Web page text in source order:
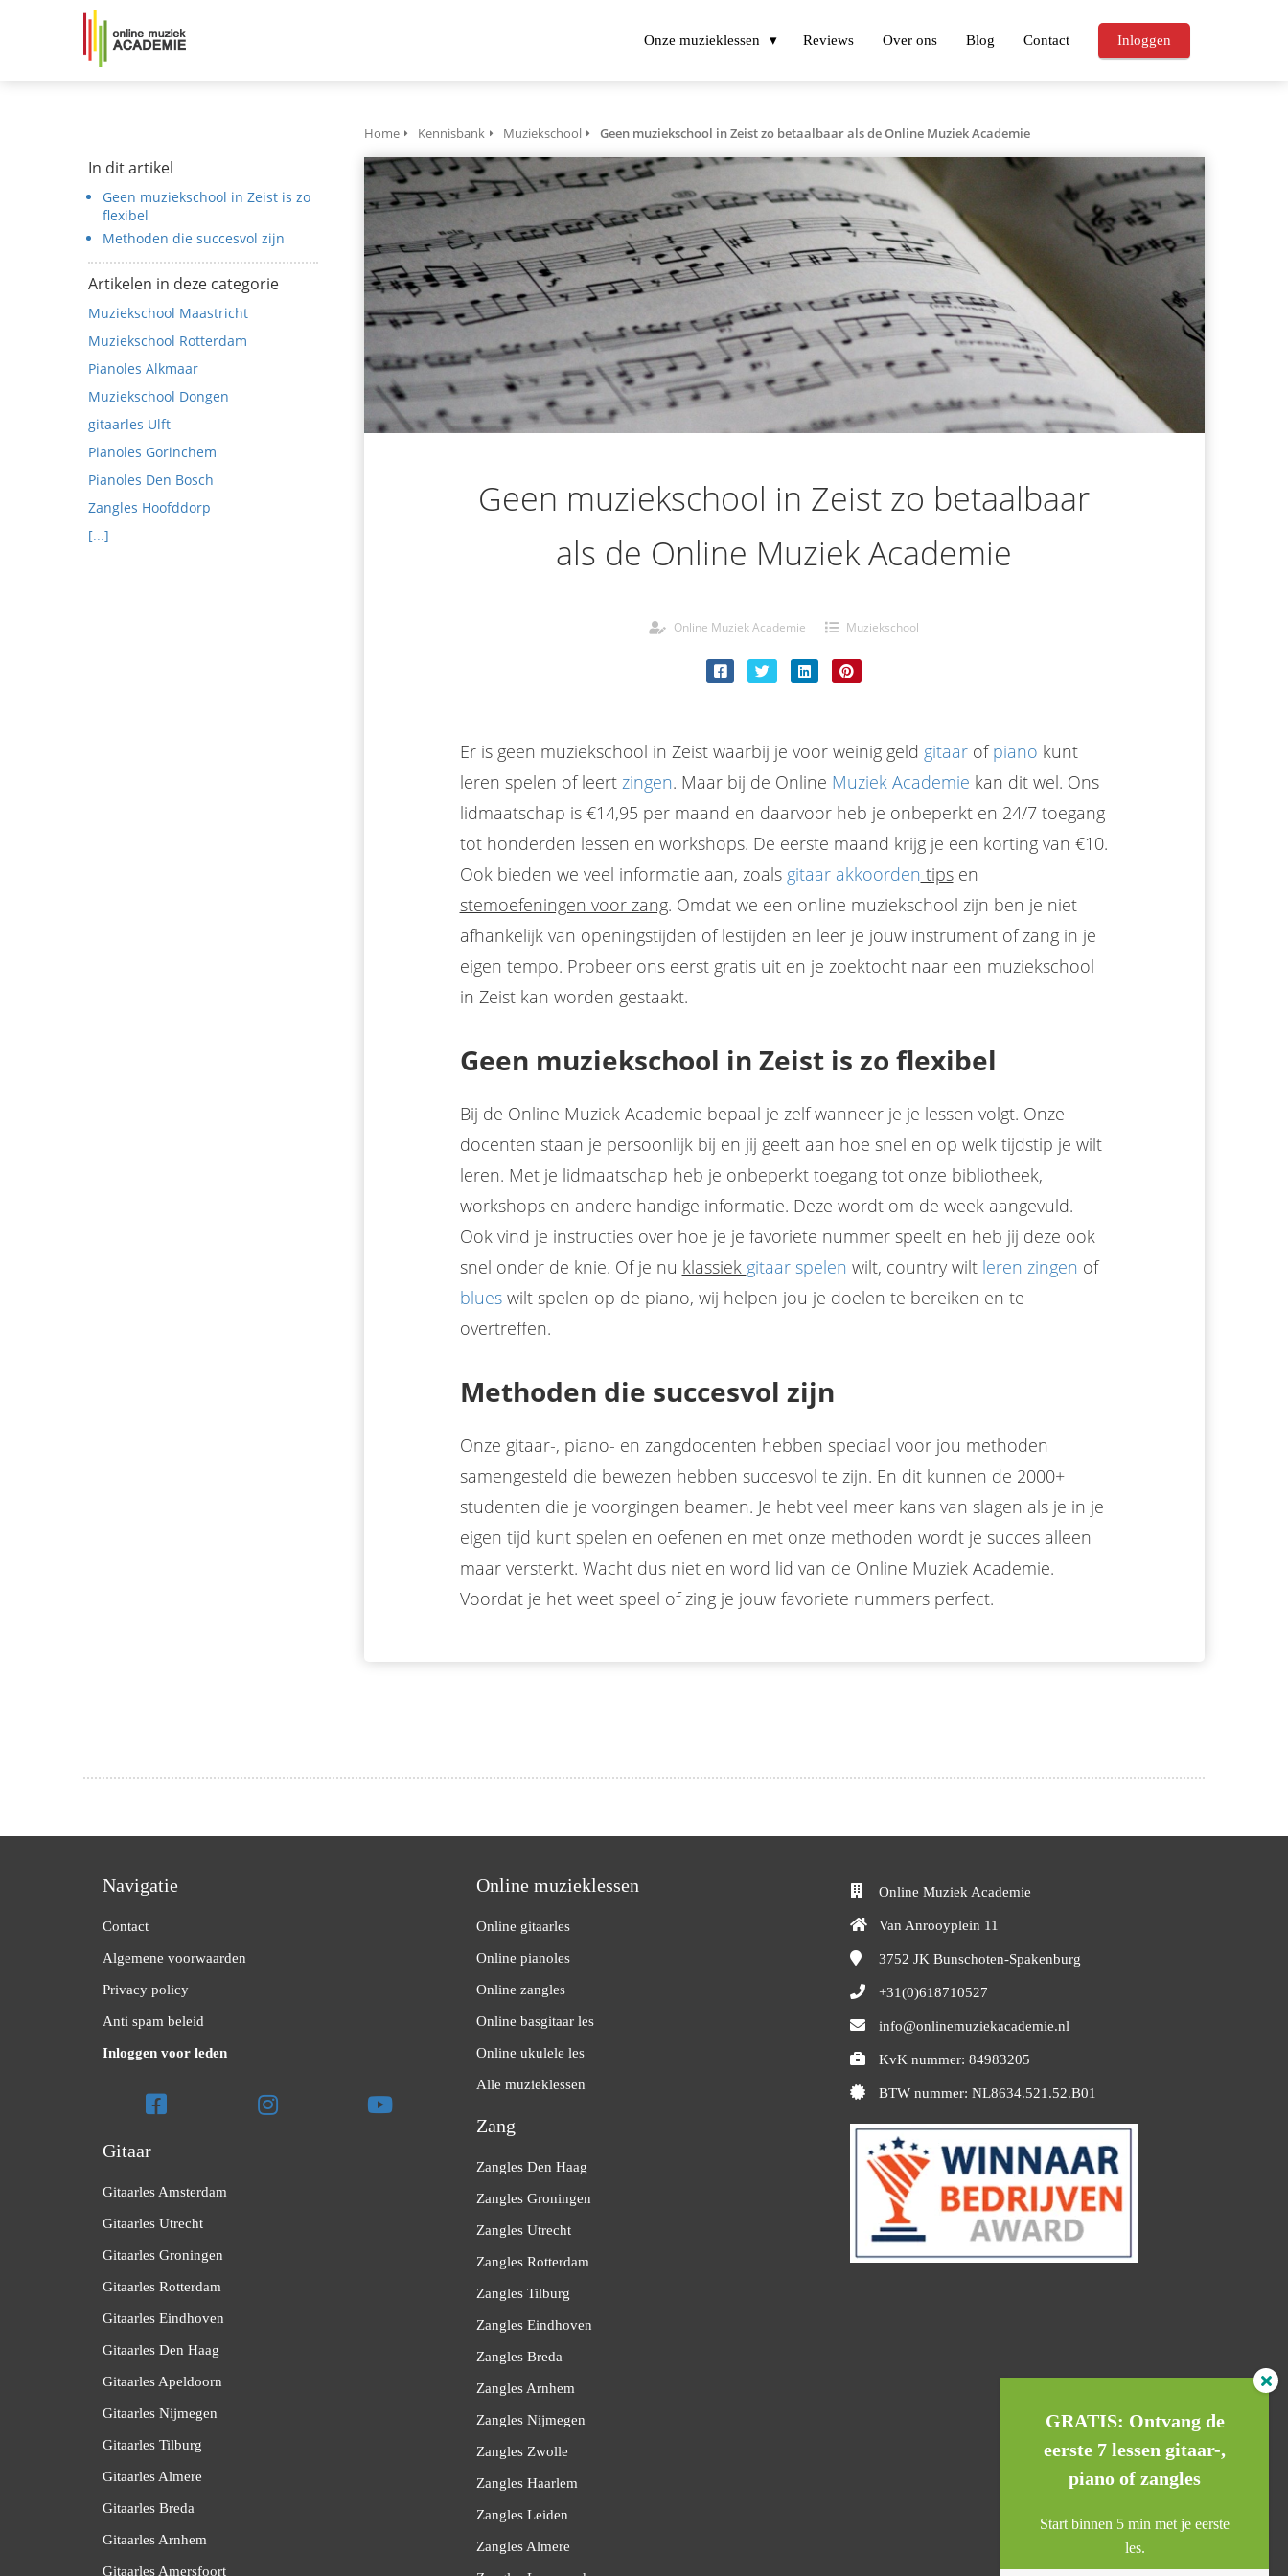
Onze muzieklessen Reviews Over ons Blog Contact Inloggen
In dit artikel
Geen muziekschool in Zeist is zo
flexibel
Methoden die succesvol zijn
Artikelen in deze categorie
Muziekschool Maastricht
Muziekschool Rotterdam
Pianoles Alkmaar
Muziekschool Dongen
gitaarles Ulft
Pianoles Gorinchem
Pianoles Den Bosch
Zangles Hoofddorp
[...]
Home Kennisbank Muziekschool Geen muziekschool in Zeist zo betaalbaar als de Online Muziek Academie
Geen muziekschool in Zeist zo betaalbaar
als de Online Muziek Academie
Online Muziek Academie Muziekschool
Er is geen muziekschool in Zeist waarbij je voor weinig geld gitaarofpiano kunt
leren spelen of leert zingen. Maar bij de Online Muziek Academie kan dit wel. Ons
lidmaatschap is €14,95 per maand en daarvoor heb je onbeperkt en 24/7 toegang
tot honderden lessen en workshops. De eerste maand krijg je een korting van €10.
Ook bieden we veel informatie aan, zoals gitaar akkoorden tipsen
stemoefeningen voor zang. Omdat we een online muziekschool zijn ben je niet
afhankelijk van openingstijden of lestijden en leer je jouw instrument of zang in je
eigen tempo. Probeer ons eerst gratis uit en je zoektocht naar een muziekschool
in Zeist kan worden gestaakt.
Geen muziekschool in Zeist is zo flexibel
Bij de Online Muziek Academie bepaal je zelf wanneer je je lessen volgt. Onze
docenten staan je persoonlijk bij en jij geeft aan hoe snel en op welk tijdstip je wilt
leren. Met je lidmaatschap heb je onbeperkt toegang tot onze bibliotheek,
workshops en andere handige informatie. Deze wordt om de week aangevuld.
Ook vind je instructies over hoe je je favoriete nummer speelt en heb jij deze ook
snel onder de knie. Of je nu klassiek gitaar spelen wilt, country wilt leren zingen of
blueswilt spelen op de piano, wij helpen jou je doelen te bereiken en te
overtreffen.
Methoden die succesvol zijn
Onze gitaar-, piano- en zangdocenten hebben speciaal voor jou methoden
samengesteld die bewezen hebben succesvol te zijn. En dit kunnen de 2000+
studenten die je voorgingen beamen. Je hebt veel meer kans van slagen als je in je
eigen tijd kunt spelen en oefenen en met onze methoden wordt je succes alleen
maar versterkt. Wacht dus niet en word lid van de Online Muziek Academie.
Voordat je het weet speel of zing je jouw favoriete nummers perfect.
Navigatie
Contact
Algemene voorwaarden
Privacy policy
Anti spam beleid
Inloggen voor leden
Gitaar
Gitaarles Amsterdam
Gitaarles Utrecht
Gitaarles Groningen
Gitaarles Rotterdam
Gitaarles Eindhoven
Gitaarles Den Haag
Gitaarles Apeldoorn
Gitaarles Nijmegen
Gitaarles Tilburg
Gitaarles Almere
Gitaarles Breda
Gitaarles Arnhem
Gitaarles Amersfoort
Online muzieklessen
Online gitaarles
Online pianoles
Online zangles
Online basgitaar les
Online ukulele les
Alle muzieklessen
Zang
Zangles Den Haag
Zangles Groningen
Zangles Utrecht
Zangles Rotterdam
Zangles Tilburg
Zangles Eindhoven
Zangles Breda
Zangles Arnhem
Zangles Nijmegen
Zangles Zwolle
Zangles Haarlem
Zangles Leiden
Zangles Almere
Online Muziek Academie
Van Anrooyplein 11
3752 JK Bunschoten-Spakenburg
+31(0)618710527
info@onlinemuziekacademie.nl
KvK nummer: 84983205
BTW nummer: NL8634.521.52.B01
GRATIS: Ontvang de
eerste 7 lessen gitaar-,
piano of zangles
Start binnen 5 min met je eerste
les.